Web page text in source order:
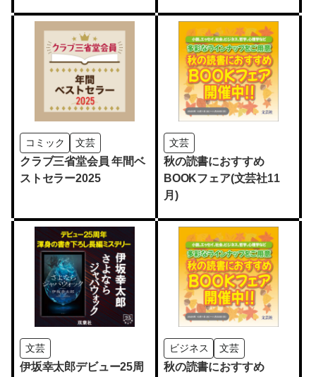
コミック 文芸
クラブ三省堂会員 年間ベ
ストセラー2025
文芸
秋の読書におすすめ
BOOKフェア(文芸社11
月)
文芸
伊坂幸太郎デビュー25周
ビジネス 文芸
秋の読書におすすめ